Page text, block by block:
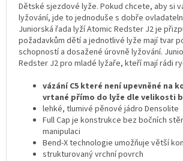
Dětské sjezdové lyže. Pokud chcete, aby si
lyžování, jde to jednoduše s dobře
Juniorská řada lyží Atomic Redster J2 je
požadavkům dětí a jednotlivé lyže mají tvar
schopností a dosažené úrovně lyžování.
Redster J2 pro mladé lyžaře, kteří mají rádi
vázání C5 které není upevněné na
vrtané přímo do lyže dle velikosti
lehké, tlumivé pěnové jádro Densolite
Full Cap je konstrukce bez bočních
manipulaci
Bend-X technologie umožňuje větší
strukturovaný vrchní povrch